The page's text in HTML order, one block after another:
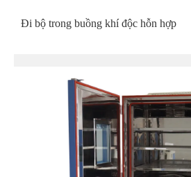
Đi bộ trong buồng khí độc hỗn hợp